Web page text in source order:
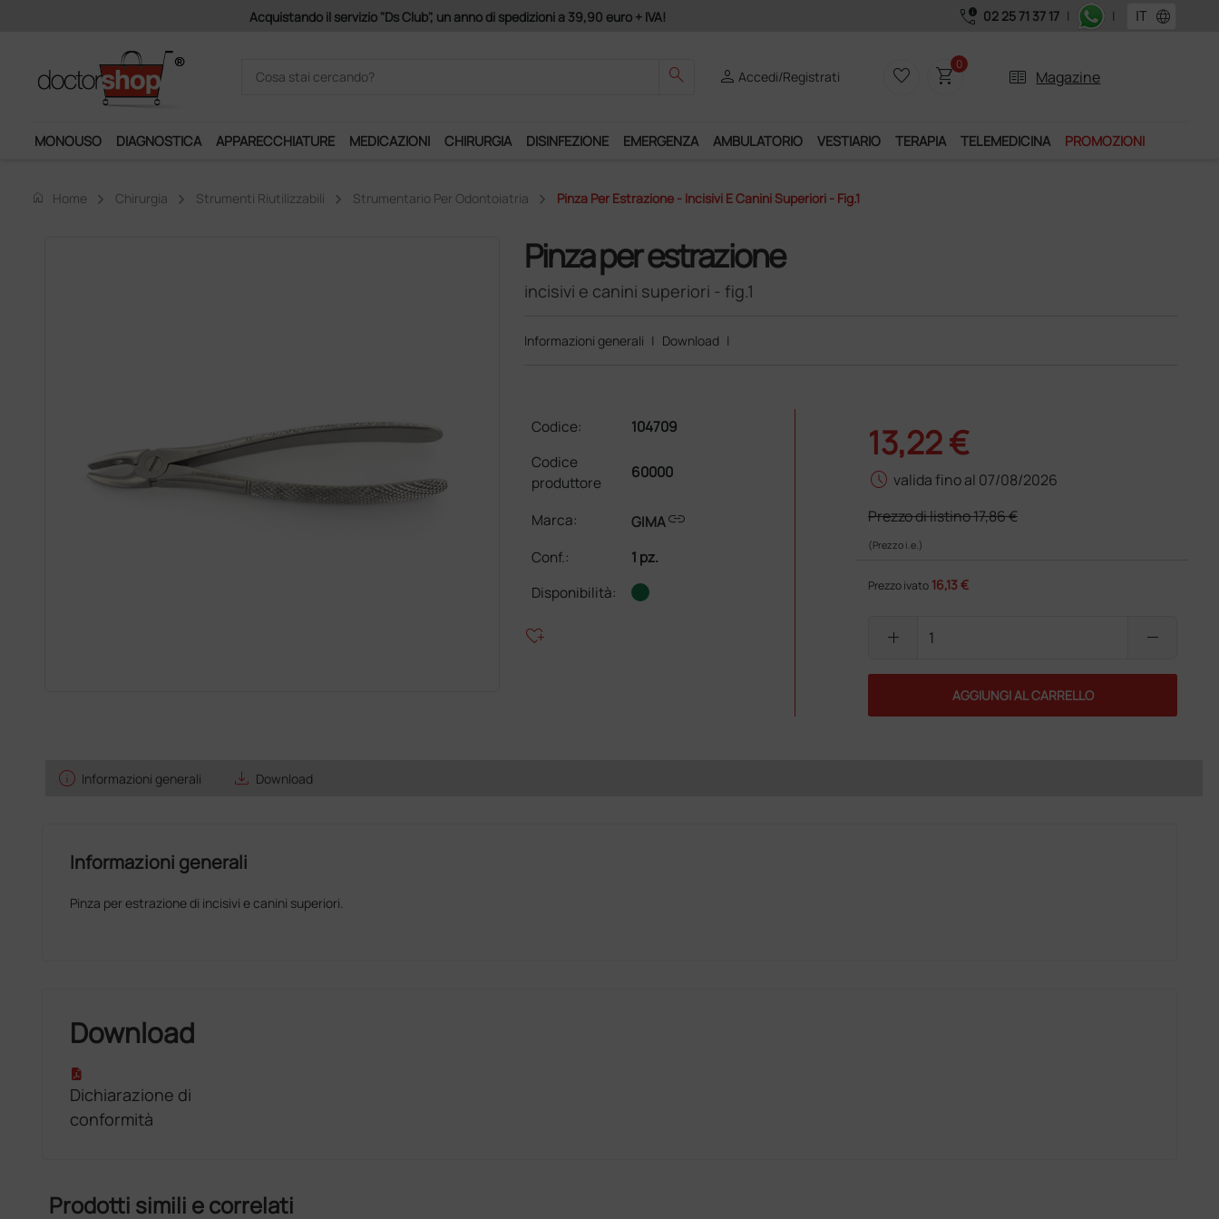
Acquistando il servizio "Ds Club", un anno di spedizioni a 39,90 euro + IVA! call_quality 02 25 71 37 17 | | language
search personAccedi/Registrati favorite_border shopping_cart0
two_pager Magazine
MONOUSO DIAGNOSTICA APPARECCHIATURE MEDICAZIONI CHIRURGIA DISINFEZIONE EMERGENZA AMBULATORIO VESTIARIO TERAPIA TELEMEDICINA PROMOZIONI
home Home Chirurgia Strumenti Riutilizzabili Strumentario Per Odontoiatria Pinza Per Estrazione - Incisivi E Canini Superiori - Fig.1
Pinza per estrazione
incisivi e canini superiori - fig.1
Informazioni generali | Download |
Codice:
104709
Codice
produttore
60000
Marca: GIMAlink
Conf.:
1 pz.
Disponibilità:
heart_plus
13,22 €
schedule valida fino al 07/08/2026
Prezzo di listino17,86 €
(Prezzo i.e.)
Prezzo ivato 16,13 €
add remove
AGGIUNGI AL CARRELLO
info Informazioni generali save_alt Download
Informazioni generali
Pinza per estrazione di incisivi e canini superiori.
Download
Dichiarazione di
conformità
Prodotti simili e correlati